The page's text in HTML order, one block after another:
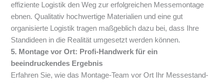
effiziente Logistik den Weg zur erfolgreichen Messemontage
ebnen. Qualitativ hochwertige Materialien und eine gut
organisierte Logistik tragen maßgeblich dazu bei, dass Ihre
Standideen in die Realität umgesetzt werden können.
5. Montage vor Ort: Profi-Handwerk für ein
beeindruckendes Ergebnis
Erfahren Sie, wie das Montage-Team vor Ort Ihr Messestand-